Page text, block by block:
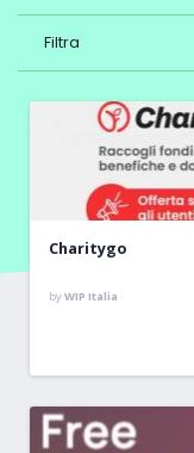
Filtra
Charitygo
byWIP Italia